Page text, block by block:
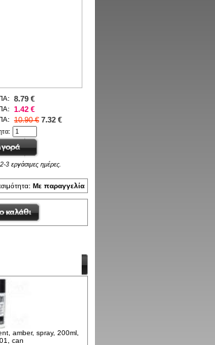
8.79 €
1.42 €
10.90 € 7.32 €
3 εργάσιμες ημέρες.
Με παραγγελία
amber, spray, 200ml,
can